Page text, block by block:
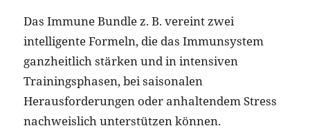
Das Immune Bundle z. B. vereint zwei
intelligente Formeln, die das Immunsystem
ganzheitlich stärken und in intensiven
Trainingsphasen, bei saisonalen
Herausforderungen oder anhaltendem Stress
nachweislich unterstützen können.